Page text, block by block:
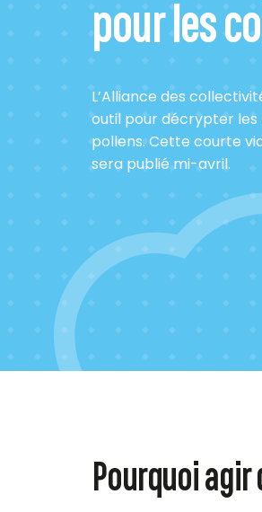
pour les
L’Alliance des
outil pour décrypter les
pollens. Cette courte
sera publié mi-avril.
Pourquoi